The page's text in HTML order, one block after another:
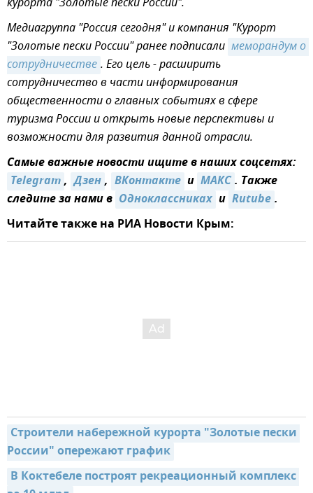
курорта "Золотые пески России".
Медиагруппа "Россия сегодня" и компания "Курорт
"Золотые пески России" ранее подписали меморандум о
сотрудничестве. Его цель - расширить
сотрудничество в части информирования
общественности о главных событиях в сфере
туризма России и открыть новые перспективы и
возможности для развития данной отрасли.
Самые важные новости ищите в наших соцсетях:
Telegram, Дзен, ВКонтакте и MAКС. Также
следите за нами в Одноклассниках и Rutube.
Читайте также на РИА Новости Крым:
Строители набережной курорта "Золотые пески
России" опережают график
В Коктебеле построят рекреационный комплекс